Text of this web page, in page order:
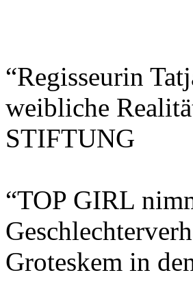
“Regisseurin
weibliche
STIFTUNG
“TOP GIRL
Groteskem in